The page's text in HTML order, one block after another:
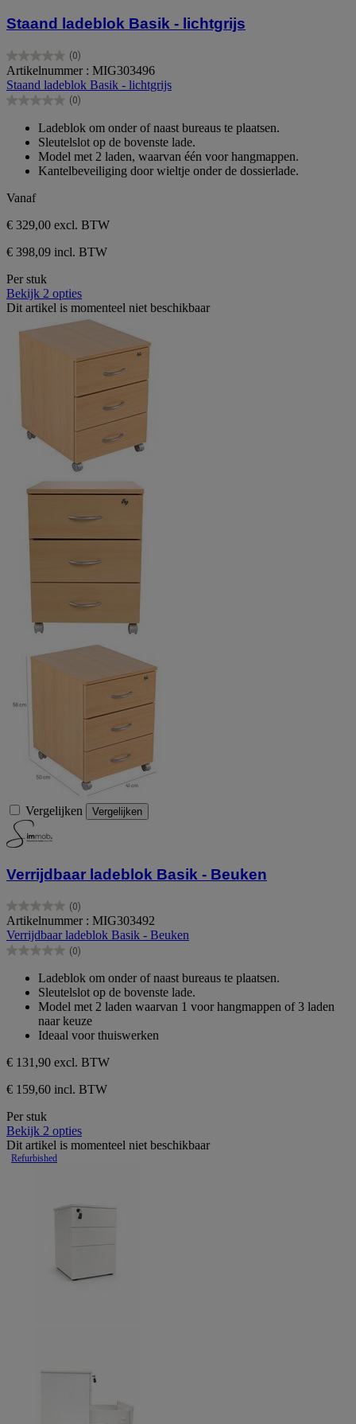
Staand ladeblok Basik - lichtgrijs
(0)
0.0
van
de
5
Artikelnummer : MIG303496
Staand ladeblok Basik - lichtgrijs
(0)
0.0
sterren.
Ladeblok om onder of naast bureaus te plaatsen.
Sleutelslot op de bovenste lade.
Model met 2 laden, waarvan één voor hangmappen.
Kantelbeveiliging door wieltje onder de dossierlade.
Vanaf
€ 329,00 excl. BTW
€ 398,09 incl. BTW
Per stuk
Bekijk 2 opties
Dit artikel is momenteel niet beschikbaar
Vergelijken Vergelijken
Verrijdbaar ladeblok Basik - Beuken
(0)
0.0
van
de
5
Artikelnummer : MIG303492
Verrijdbaar ladeblok Basik - Beuken
(0)
0.0
sterren.
Ladeblok om onder of naast bureaus te plaatsen.
Sleutelslot op de bovenste lade.
Model met 2 laden waarvan 1 voor hangmappen of 3 laden
naar keuze
Ideaal voor thuiswerken
€ 131,90 excl. BTW
€ 159,60 incl. BTW
Per stuk
Bekijk 2 opties
Dit artikel is momenteel niet beschikbaar